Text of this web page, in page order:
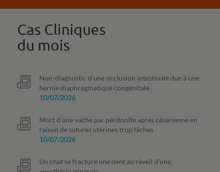
Cas Cliniques
du mois
Non-diagnostic d’une occlusion intestinale due à une
hernie diaphragmatique congénitale
10/07/2026
Mort d’une vache par péritonite après césarienne en
raison de sutures utérines trop lâches
10/07/2026
Un chat se fracture une dent au réveil d'une